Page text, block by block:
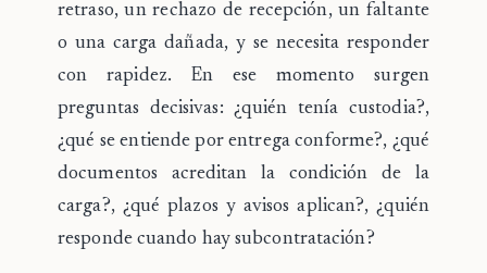
retraso, un rechazo de recepción, un faltante
o una carga dañada, y se necesita responder
con rapidez. En ese momento surgen
preguntas decisivas: ¿quién tenía custodia?,
¿qué se entiende por entrega conforme?, ¿qué
documentos acreditan la condición de la
carga?, ¿qué plazos y avisos aplican?, ¿quién
responde cuando hay subcontratación?